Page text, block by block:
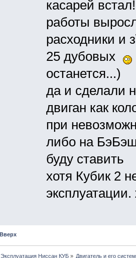
касарей
работы
расходники и
25 дубовых
останется...)
да и сделали
двиган как
при
либо на
буду ставить
хотя Кубик 2
Вверх
Эксплуатация Ниссан КУБ» Двигатель и его